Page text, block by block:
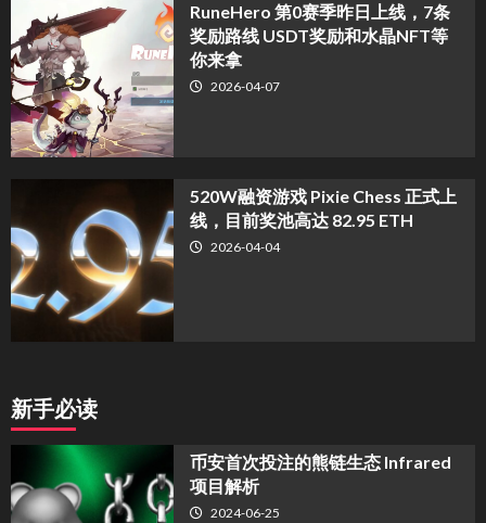
RuneHero 第0赛季昨日上线，7条
奖励路线 USDT奖励和水晶NFT等
你来拿
2026-04-07
520W融资游戏 Pixie Chess 正式上
线，目前奖池高达 82.95 ETH
2026-04-04
新手必读
币安首次投注的熊链生态 Infrared
项目解析
2024-06-25